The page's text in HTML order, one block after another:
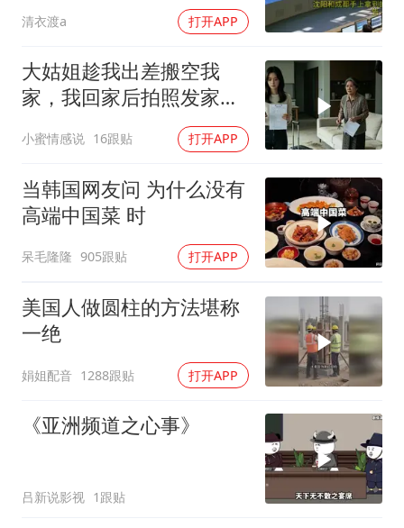
构建更高水平的全民健身公共服务体系
清衣渡a 打开APP
大姑姐趁我出差搬空我
家，我回家后拍照发家族
群里，她看到后崩溃了
小蜜情感说 16跟贴 打开APP
当韩国网友问 为什么没有
高端中国菜 时
呆毛隆隆 905跟贴 打开APP
美国人做圆柱的方法堪称
一绝
娟姐配音 1288跟贴 打开APP
《亚洲频道之心事》
吕新说影视 1跟贴